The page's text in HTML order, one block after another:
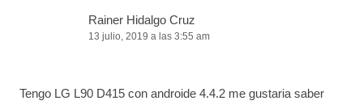
Rainer Hidalgo Cruz
13 julio, 2019 a las 3:55 am
Tengo LG L90 D415 con androide 4.4.2 me gustaria saber